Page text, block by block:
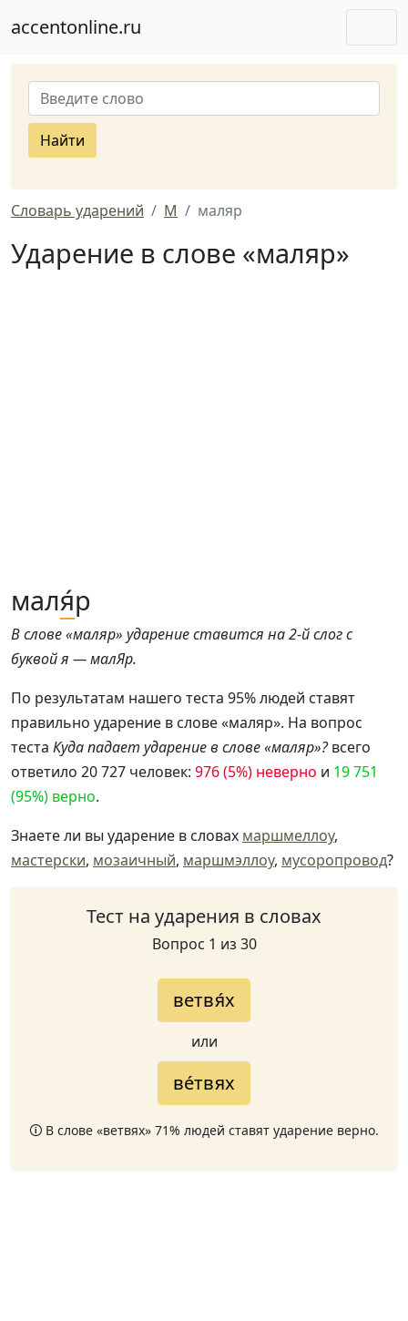
accentonline.ru
Найти
Словарь ударений М маляр
Ударение в слове «маляр»
маля́р
В слове «маляр» ударение ставится на 2-й слог с
буквой я — малЯр.
По результатам нашего теста 95% людей ставят
правильно ударение в слове «маляр». На вопрос
теста Куда падает ударение в слове «маляр»?всего
ответило 20 727 человек: 976 (5%) неверно и 19 751
(95%) верно.
Знаете ли вы ударение в словах маршмеллоу,
мастерски, мозаичный, маршмэллоу, мусоропровод?
Тест на ударения в словах
Вопрос 1 из 30
ветвя́х
или
ве́твях
🛈 В слове «ветвях» 71% людей ставят ударение верно.